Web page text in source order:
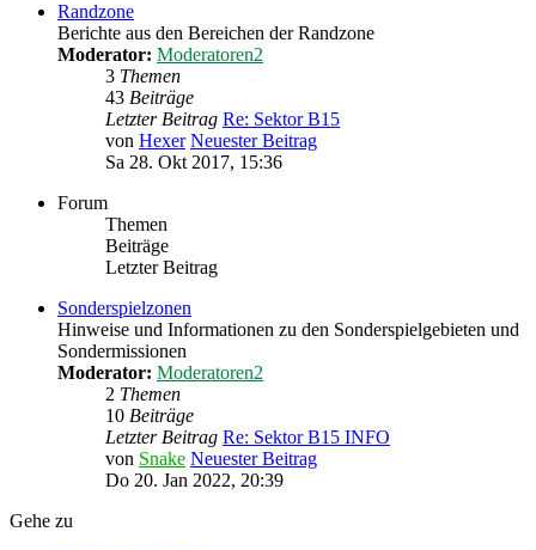
Randzone
Berichte aus den Bereichen der Randzone
Moderator: Moderatoren2
3 Themen
43 Beiträge
Letzter Beitrag Re: Sektor B15
von Hexer Neuester Beitrag
Sa 28. Okt 2017, 15:36
Forum
Themen
Beiträge
Letzter Beitrag
Sonderspielzonen
Hinweise und Informationen zu den Sonderspielgebieten und
Sondermissionen
Moderator: Moderatoren2
2 Themen
10 Beiträge
Letzter Beitrag Re: Sektor B15 INFO
von Snake Neuester Beitrag
Do 20. Jan 2022, 20:39
Gehe zu